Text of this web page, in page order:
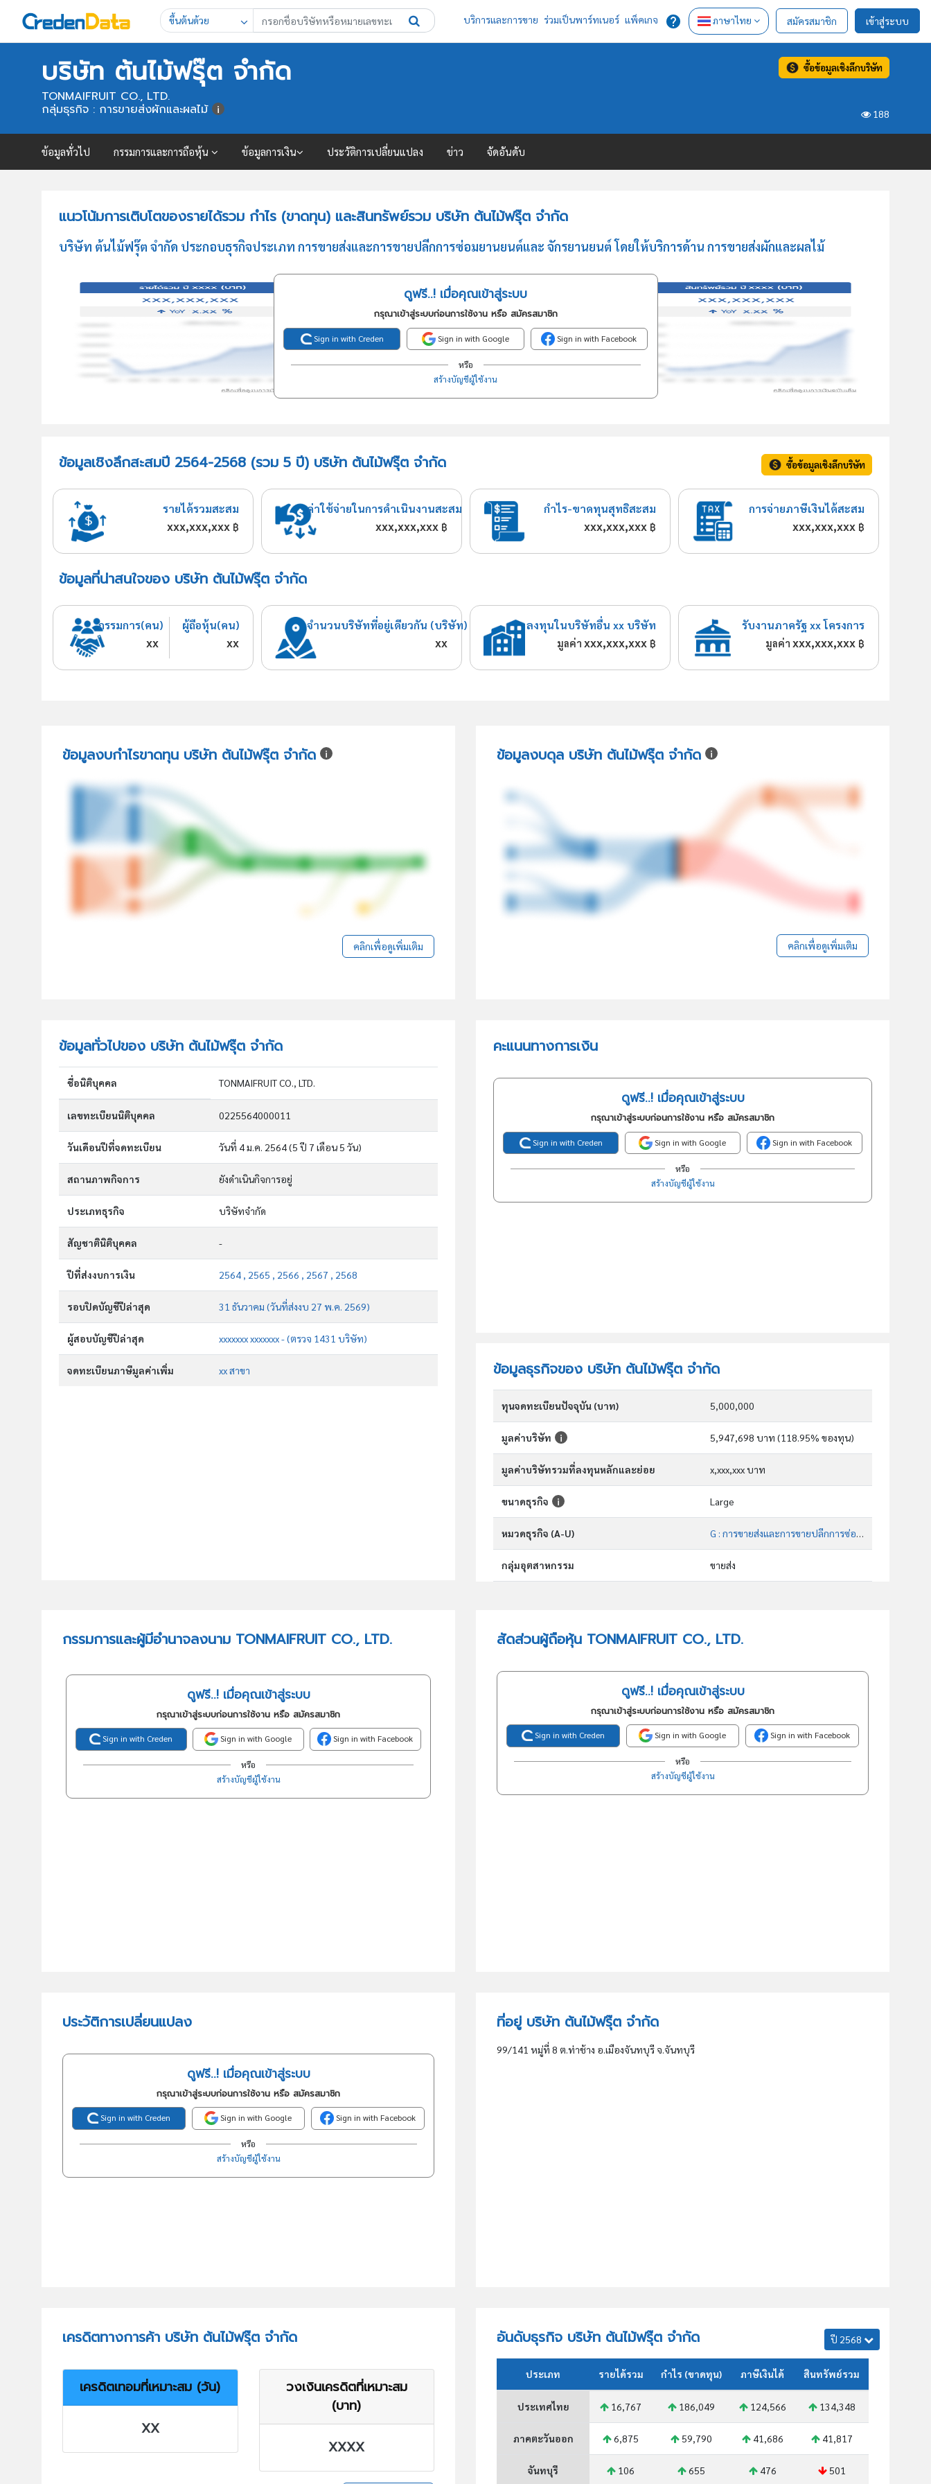
ขึ้นต้นด้วย บริการและการขาย ร่วมเป็นพาร์ทเนอร์ แพ็คเกจ ภาษาไทย สมัครสมาชิก เข้าสู่ระบบ
บริษัท ต้นไม้ฟรุ๊ต จำกัด ซื้อข้อมูลเชิงลึกบริษัท
TONMAIFRUIT CO., LTD.
188
กลุ่มธุรกิจ : การขายส่งผักและผลไม้
ข้อมูลทั่วไป กรรมการและการถือหุ้น ข้อมูลการเงิน ประวัติการเปลี่ยนแปลง ข่าว จัดอันดับ
แนวโน้มการเติบโตของรายได้รวม กำไร (ขาดทุน) และสินทรัพย์รวม บริษัท ต้นไม้ฟรุ๊ต จำกัด
บริษัท ต้นไม้ฟรุ๊ต จำกัด ประกอบธุรกิจประเภท การขายส่งและการขายปลีกการซ่อมยานยนต์และ จักรยานยนต์ โดยให้บริการด้าน การขายส่งผักและผลไม้
ดูฟรี..! เมื่อคุณเข้าสู่ระบบ
กรุณาเข้าสู่ระบบก่อนการใช้งาน หรือ สมัครสมาชิก
Sign in with Creden Sign in with Google Sign in with Facebook
หรือ
สร้างบัญชีผู้ใช้งาน
ข้อมูลเชิงลึกสะสมปี 2564-2568 (รวม 5 ปี) บริษัท ต้นไม้ฟรุ๊ต จำกัด ซื้อข้อมูลเชิงลึกบริษัท
รายได้รวมสะสม
xxx,xxx,xxx ฿
ค่าใช้จ่ายในการดำเนินงานสะสม
xxx,xxx,xxx ฿
กำไร-ขาดทุนสุทธิสะสม
xxx,xxx,xxx ฿
การจ่ายภาษีเงินได้สะสม
xxx,xxx,xxx ฿
ข้อมูลที่น่าสนใจของ บริษัท ต้นไม้ฟรุ๊ต จำกัด
กรรมการ(คน)
xx
ผู้ถือหุ้น(คน)
xx
จำนวนบริษัทที่อยู่เดียวกัน (บริษัท)
xx
ลงทุนในบริษัทอื่น xx บริษัท
มูลค่าxxx,xxx,xxx ฿
รับงานภาครัฐ xx โครงการ
มูลค่าxxx,xxx,xxx ฿
ข้อมูลงบกำไรขาดทุน บริษัท ต้นไม้ฟรุ๊ต จำกัด
คลิกเพื่อดูเพิ่มเติม
ข้อมูลงบดุล บริษัท ต้นไม้ฟรุ๊ต จำกัด
คลิกเพื่อดูเพิ่มเติม
ข้อมูลทั่วไปของ บริษัท ต้นไม้ฟรุ๊ต จำกัด
ชื่อนิติบุคคล TONMAIFRUIT CO., LTD.
เลขทะเบียนนิติบุคคล 0225564000011
วันเดือนปีที่จดทะเบียน วันที่ 4 ม.ค. 2564(5 ปี 7 เดือน 5 วัน)
สถานภาพกิจการ ยังดำเนินกิจการอยู่
ประเภทธุรกิจ บริษัทจำกัด
สัญชาตินิติบุคคล -
ปีที่ส่งงบการเงิน 2564 , 2565 , 2566 , 2567 , 2568
รอบปิดบัญชีปีล่าสุด 31 ธันวาคม (วันที่ส่งงบ 27 พ.ค. 2569)
ผู้สอบบัญชีปีล่าสุด xxxxxxx xxxxxxx - (ตรวจ 1431 บริษัท)
จดทะเบียนภาษีมูลค่าเพิ่ม xx สาขา
คะแนนทางการเงิน
ดูฟรี..! เมื่อคุณเข้าสู่ระบบ
กรุณาเข้าสู่ระบบก่อนการใช้งาน หรือ สมัครสมาชิก
Sign in with Creden Sign in with Google Sign in with Facebook
หรือ
สร้างบัญชีผู้ใช้งาน
ข้อมูลธุรกิจของ บริษัท ต้นไม้ฟรุ๊ต จำกัด
ทุนจดทะเบียนปัจจุบัน (บาท) 5,000,000
มูลค่าบริษัท 5,947,698 บาท (118.95% ของทุน)
มูลค่าบริษัทรวมที่ลงทุนหลักและย่อย x,xxx,xxx บาท
ขนาดธุรกิจ Large
หมวดธุรกิจ (A-U) G : การขายส่งและการขายปลีกการซ่อมยานยนต์และ จักรยานยนต์
กลุ่มอุตสาหกรรม ขายส่ง
กรรมการและผู้มีอำนาจลงนาม TONMAIFRUIT CO., LTD.
ดูฟรี..! เมื่อคุณเข้าสู่ระบบ
กรุณาเข้าสู่ระบบก่อนการใช้งาน หรือ สมัครสมาชิก
Sign in with Creden Sign in with Google Sign in with Facebook
หรือ
สร้างบัญชีผู้ใช้งาน
สัดส่วนผู้ถือหุ้น TONMAIFRUIT CO., LTD.
ดูฟรี..! เมื่อคุณเข้าสู่ระบบ
กรุณาเข้าสู่ระบบก่อนการใช้งาน หรือ สมัครสมาชิก
Sign in with Creden Sign in with Google Sign in with Facebook
หรือ
สร้างบัญชีผู้ใช้งาน
ประวัติการเปลี่ยนแปลง
ดูฟรี..! เมื่อคุณเข้าสู่ระบบ
กรุณาเข้าสู่ระบบก่อนการใช้งาน หรือ สมัครสมาชิก
Sign in with Creden Sign in with Google Sign in with Facebook
หรือ
สร้างบัญชีผู้ใช้งาน
ที่อยู่ บริษัท ต้นไม้ฟรุ๊ต จำกัด
99/141 หมู่ที่ 8 ต.ท่าช้าง อ.เมืองจันทบุรี จ.จันทบุรี
เครดิตทางการค้า บริษัท ต้นไม้ฟรุ๊ต จำกัด
เครดิตเทอมที่เหมาะสม (วัน)
XX
วงเงินเครดิตที่เหมาะสม
(บาท)
XXXX
อันดับธุรกิจ บริษัท ต้นไม้ฟรุ๊ต จำกัด ปี 2568
ประเภท รายได้รวม กำไร (ขาดทุน) ภาษีเงินได้ สินทรัพย์รวม
ประเทศไทย 16,767 186,049 124,566 134,348
ภาคตะวันออก 6,875 59,790 41,686 41,817
จันทบุรี 106 655 476 501